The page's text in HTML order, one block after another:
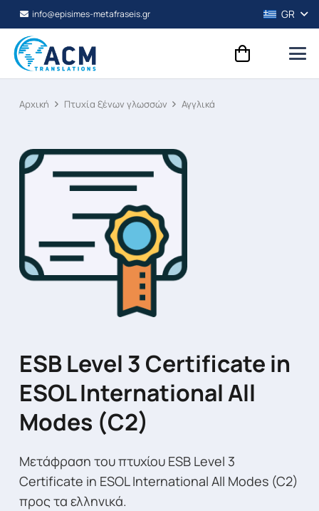
info@episimes-metafraseis.gr GR
Αρχική Πτυχία ξένων γλωσσών Αγγλικά
ESB Level 3 Certificate in
ESOL International All
Modes (C2)
Μετάφραση του πτυχίου ESB Level 3
Certificate in ESOL International All Modes (C2)
προς τα ελληνικά.